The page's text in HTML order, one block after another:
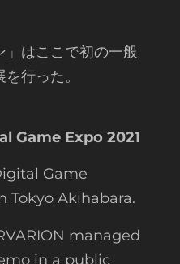
」はここで初の一般
行った。
Game Expo 2021
Game
Tokyo Akihabara.
managed
in a public